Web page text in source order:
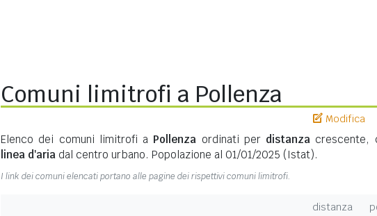
Comuni limitrofi a Pollenza
Modifica
Elenco dei comuni limitrofi a Pollenza ordinati per distanza crescente,
linea d'aria dal centro urbano. Popolazione al 01/01/2025 (Istat).
I link dei comuni elencati portano alle pagine dei rispettivi comuni limitrofi.
distanza